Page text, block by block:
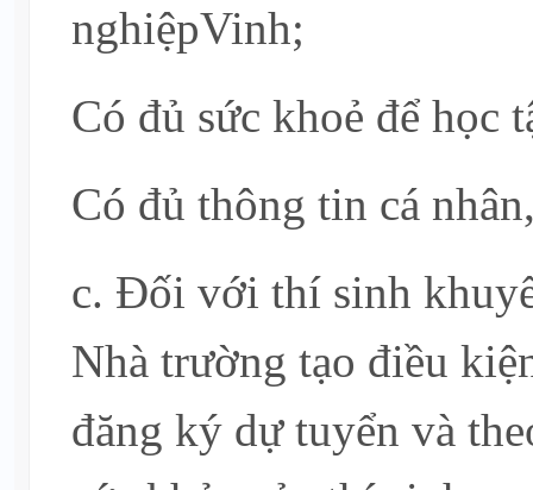
nghiệpVinh;
Có đủ sức khoẻ để học
Có đủ thông tin cá
c. Đối với thí sinh
Nhà trường tạo điều
đăng ký dự tuyển và